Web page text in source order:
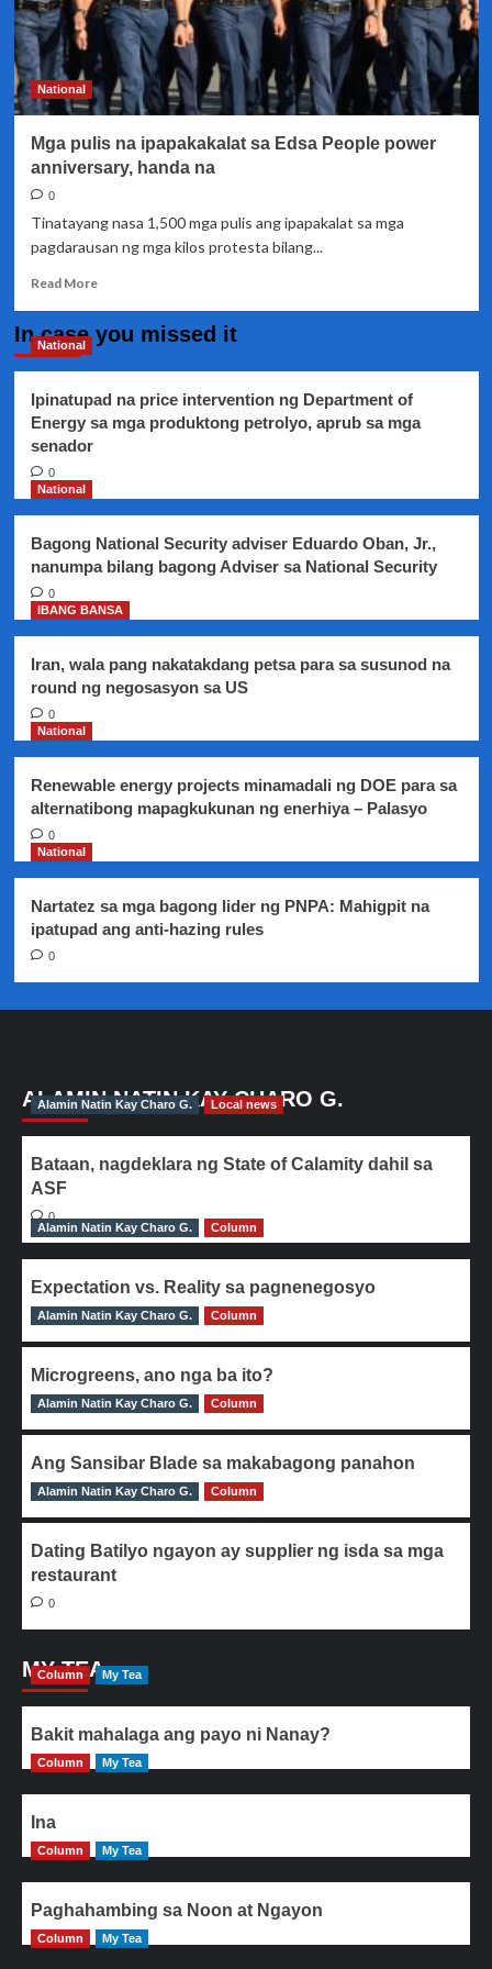
National
Mga pulis na ipapakakalat sa Edsa People power
anniversary, handa na
0
Tinatayang nasa 1,500 mga pulis ang ipapakalat sa mga
pagdarausan ng mga kilos protesta bilang...
Read MoreRead
Mga
ipapakakalat
sa
na
In case you missed it
National
Ipinatupad na price intervention ng Department of
Energy sa mga produktong petrolyo, aprub sa mga
senador
0
National
Bagong National Security adviser Eduardo Oban, Jr.,
nanumpa bilang bagong Adviser sa National Security
0
IBANG BANSA
Iran, wala pang nakatakdang petsa para sa susunod na
round ng negosasyon sa US
0
National
Renewable energy projects minamadali ng DOE para sa
alternatibong mapagkukunan ng enerhiya – Palasyo
0
National
Nartatez sa mga bagong lider ng PNPA: Mahigpit na
ipatupad ang anti-hazing rules
0
ALAMIN NATIN KAY CHARO G.
Alamin Natin Kay Charo G. Local news
Bataan, nagdeklara ng State of Calamity dahil sa
ASF
0
Alamin Natin Kay Charo G.
Column
Expectation vs. Reality sa pagnenegosyo
0
Alamin Natin Kay Charo G. Column
Microgreens, ano nga ba ito?
0
Alamin Natin Kay Charo G. Column
Ang Sansibar Blade sa makabagong panahon
0
Alamin Natin Kay Charo G. Column
Dating Batilyo ngayon ay supplier ng isda sa mga
restaurant
0
MY TEA
Column My Tea
Bakit mahalaga ang payo ni Nanay?
Column My Tea
Ina
Column My Tea
Paghahambing sa Noon at Ngayon
Column My Tea